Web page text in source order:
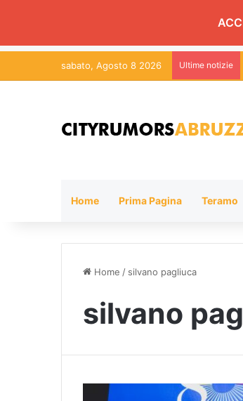
sabato, Agosto 8 2026 Ultime notizie
Home Prima Pagina Teramo
Home / silvano pagliuca
silvano